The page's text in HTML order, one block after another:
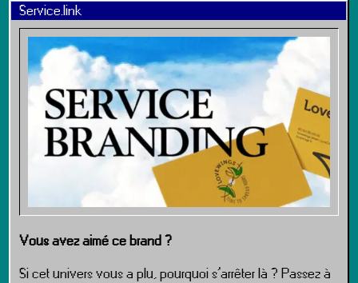
Service.link
Vous avez aimé ce brand ?
Si cet univers vous a plu, pourquoi s’arrêter là ? Passez à